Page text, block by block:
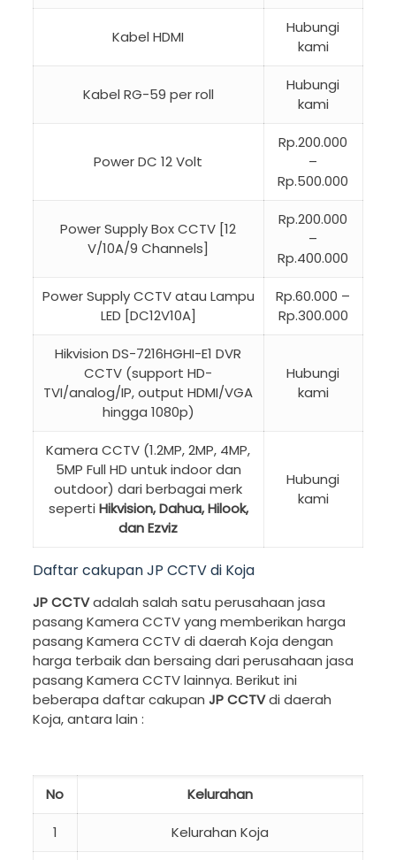
Kabel HDMI
Hubungi
kami
Kabel RG-59 per roll
Hubungi
kami
Power DC 12 Volt
Rp.200.000
–
Rp.500.000
Power Supply Box CCTV [12
V/10A/9 Channels]
Rp.200.000
–
Rp.400.000
Power Supply CCTV atau Lampu
LED [DC12V10A]
Rp.60.000 –
Rp.300.000
Hikvision DS-7216HGHI-E1 DVR
CCTV (support HD-
TVI/analog/IP, output HDMI/VGA
hingga 1080p)
Hubungi
kami
Kamera CCTV (1.2MP, 2MP, 4MP,
5MP Full HD untuk indoor dan
outdoor) dari berbagai merk
seperti Hikvision, Dahua, Hilook,
dan Ezviz
Hubungi
kami
Daftar cakupan JP CCTV di Koja
JP CCTVadalah salah satu perusahaan jasa
pasang Kamera CCTV yang memberikan harga
pasang Kamera CCTV di daerah Koja dengan
harga terbaik dan bersaing dari perusahaan jasa
pasang Kamera CCTV lainnya. Berikut ini
beberapa daftar cakupan JP CCTVdi daerah
Koja, antara lain :
No Kelurahan
1 Kelurahan Koja